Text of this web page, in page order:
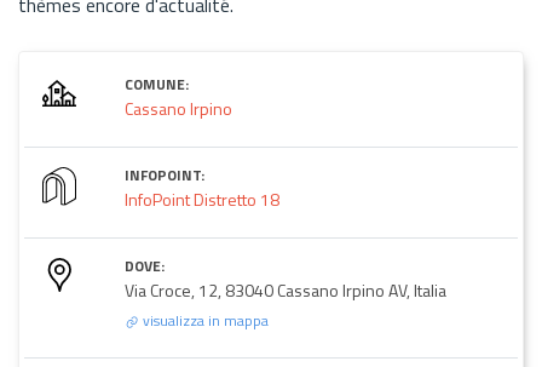
COMUNE:
Cassano Irpino
INFOPOINT:
InfoPoint Distretto 18
DOVE:
Via Croce, 12, 83040 Cassano Irpino AV, Italia
visualizza in mappa